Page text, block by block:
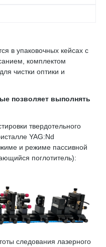
в упаковочных кейсах с
комплектом
чистки оптики и
позволяет выполнять
твердотельного
YAG:Nd
и режиме пассивной
поглотитель):
следования лазерного